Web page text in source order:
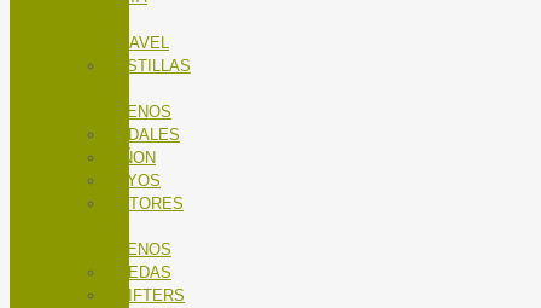
GRAVEL
PASTILLAS
FRENOS
PEDALES
PIÑON
RAYOS
ROTORES
FRENOS
RUEDAS
SHIFTERS